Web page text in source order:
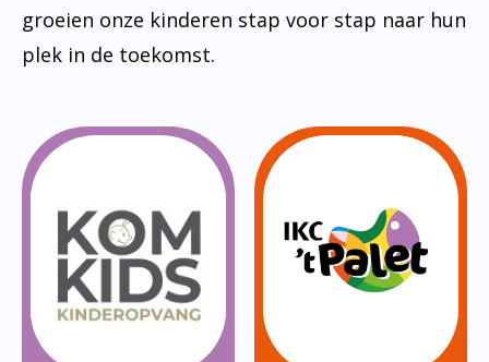
groeien onze kinderen stap voor stap naar hun
plek in de toekomst.